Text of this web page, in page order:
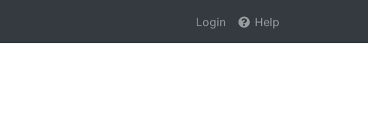
Login Help